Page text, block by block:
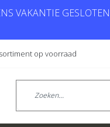
VAKANTIE
op voorraad